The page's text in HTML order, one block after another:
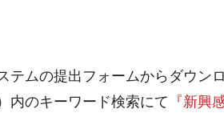
ムの提出フォームからダウン
内のキーワード検索にて 『新興